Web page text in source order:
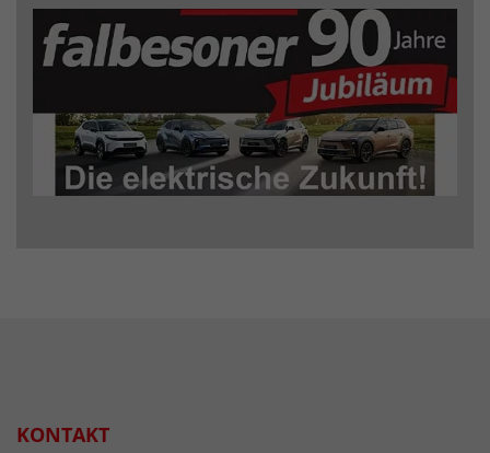
KONTAKT